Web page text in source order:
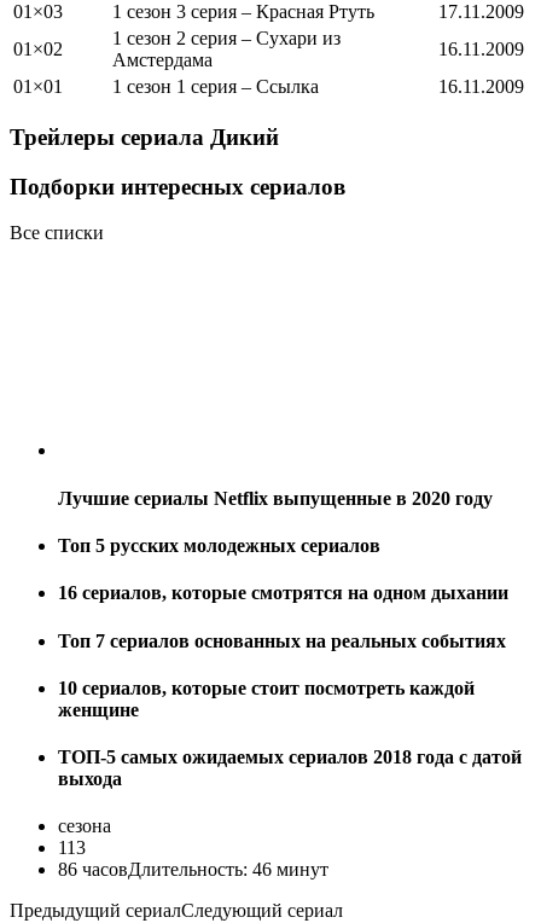
01×03
1 сезон 3 серия – Красная Ртуть
17.11.2009
01×02
1 сезон 2 серия – Сухари из
Амстердама
16.11.2009
01×01
1 сезон 1 серия – Ссылка 16.11.2009
Трейлеры сериала Дикий
Подборки интересных сериалов
Все списки
Лучшие сериалы Netflix выпущенные в 2020 году
Топ 5 русских молодежных сериалов
16 сериалов, которые смотрятся на одном дыхании
Топ 7 сериалов основанных на реальных событиях
10 сериалов, которые стоит посмотреть каждой
женщине
ТОП-5 самых ожидаемых сериалов 2018 года с датой
выхода
сезона
113
86 часовДлительность: 46 минут
Предыдущий сериалСледующий сериал